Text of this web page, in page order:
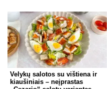
Velykų salotos su vištiena ir
kiaušiniais – neįprastas